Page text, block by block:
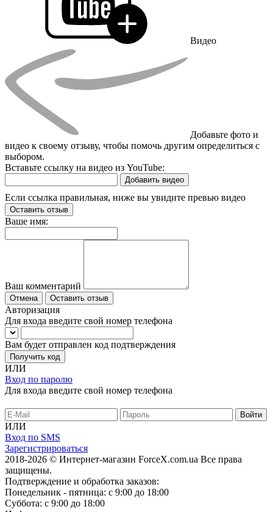
Видео
Добавьте фото и
видео к своему отзыву, чтобы помочь другим определиться с
выбором.
Вставьте ссылку на видео из YouTube:
Добавить видео
Если ссылка правильная, ниже вы увидите превью видео
Оставить отзыв
Ваше имя:
Ваш комментарий
Отмена Оставить отзыв
Авторизация
Для входа введите свой номер телефона
Вам будет отправлен код подтверждения
Получить код
ИЛИ
Вход по паролю
Для входа введите свой номер телефона
ИЛИ
Вход по SMS
Зарегистрироваться
2018-2026 © Интернет-магазин ForceX.com.ua Все права
защищены.
Подтверждение и обработка заказов:
Понедельник - пятница: с 9:00 до 18:00
Суббота: с 9:00 до 18:00